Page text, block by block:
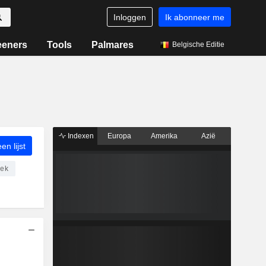
Inloggen Ik abonneer me
Tools Palmares Belgische Editie
lijst
Indexen Europa Amerika Azië